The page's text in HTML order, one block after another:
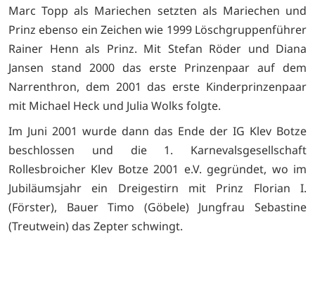
Marc Topp als Mariechen setzten als Mariechen und
Prinz ebenso ein Zeichen wie 1999 Löschgruppenführer
Rainer Henn als Prinz. Mit Stefan Röder und Diana
Jansen stand 2000 das erste Prinzenpaar auf dem
Narrenthron, dem 2001 das erste Kinderprinzenpaar
mit Michael Heck und Julia Wolks folgte.
Im Juni 2001 wurde dann das Ende der IG Klev Botze
beschlossen und die 1. Karnevalsgesellschaft
Rollesbroicher Klev Botze 2001 e.V. gegründet, wo im
Jubiläumsjahr ein Dreigestirn mit Prinz Florian I.
(Förster), Bauer Timo (Göbele) Jungfrau Sebastine
(Treutwein) das Zepter schwingt.